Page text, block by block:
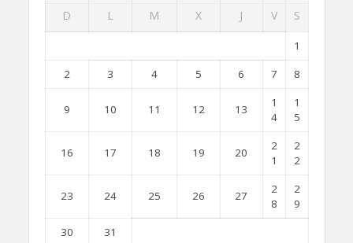
D L M X J V S
1
2
3 4 5 6 7 8
9 10 11 12 13
1
4
1
5
16 17 18 19 20
2
1
2
2
23 24 25 26 27
2
8
2
9
30
31